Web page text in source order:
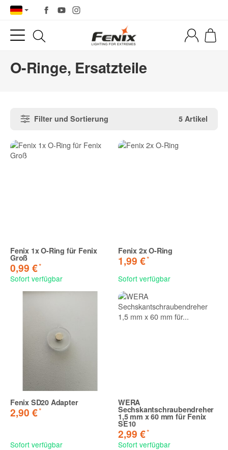
O-Ringe, Ersatzteile
Filter und Sortierung 5 Artikel
Fenix 1x O-Ring für Fenix
Groß
0,99 €*
Sofort verfügbar
Fenix 2x O-Ring
1,99 €*
Sofort verfügbar
Fenix SD20 Adapter
2,90 €*
Sofort verfügbar
WERA
Sechskantschraubendreher
1,5 mm x 60 mm für Fenix
SE10
2,99 €*
Sofort verfügbar